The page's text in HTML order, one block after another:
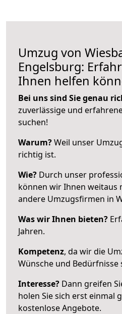
Umzug von
Engelsburg:
Ihnen helfen
Bei uns sind Sie genau
zuverlässige und
suchen!
Warum?Weil unser
richtig ist.
Wie? Durch unser
können wir Ihnen weitaus
andere Umzugsfirmen in
Was wir Ihnen bieten?
Jahren.
Kompetenz, da wir die
Wünsche und Bedürfnisse
Interesse? Dann greifen
holen Sie sich erst einmal
kostenlose Angebote.